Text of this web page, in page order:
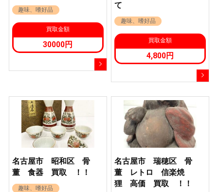
趣味、嗜好品
買取金額
30000円
て
趣味、嗜好品
買取金額
4,800円
名古屋市 昭和区 骨
董 食器 買取 ！！
趣味、嗜好品
名古屋市 瑞穂区 骨
董 レトロ 信楽焼
狸 高価 買取 ！！